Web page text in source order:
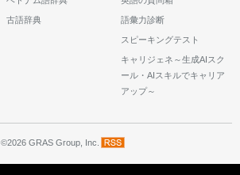
古語辞典 語彙力診断
スピーキングテスト
キャリジェネ～生成AIスク
ール・AIスキルでキャリア
アップ～
©2026 GRAS Group, Inc.